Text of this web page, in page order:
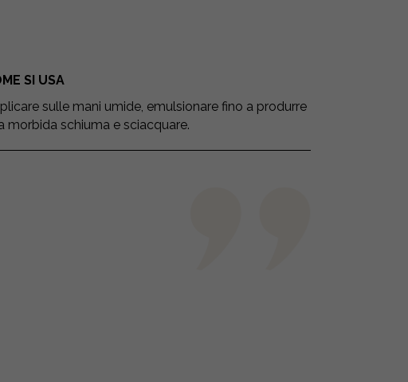
SI USA
sulle mani umide, emulsionare fino a produrre
morbida schiuma e sciacquare.